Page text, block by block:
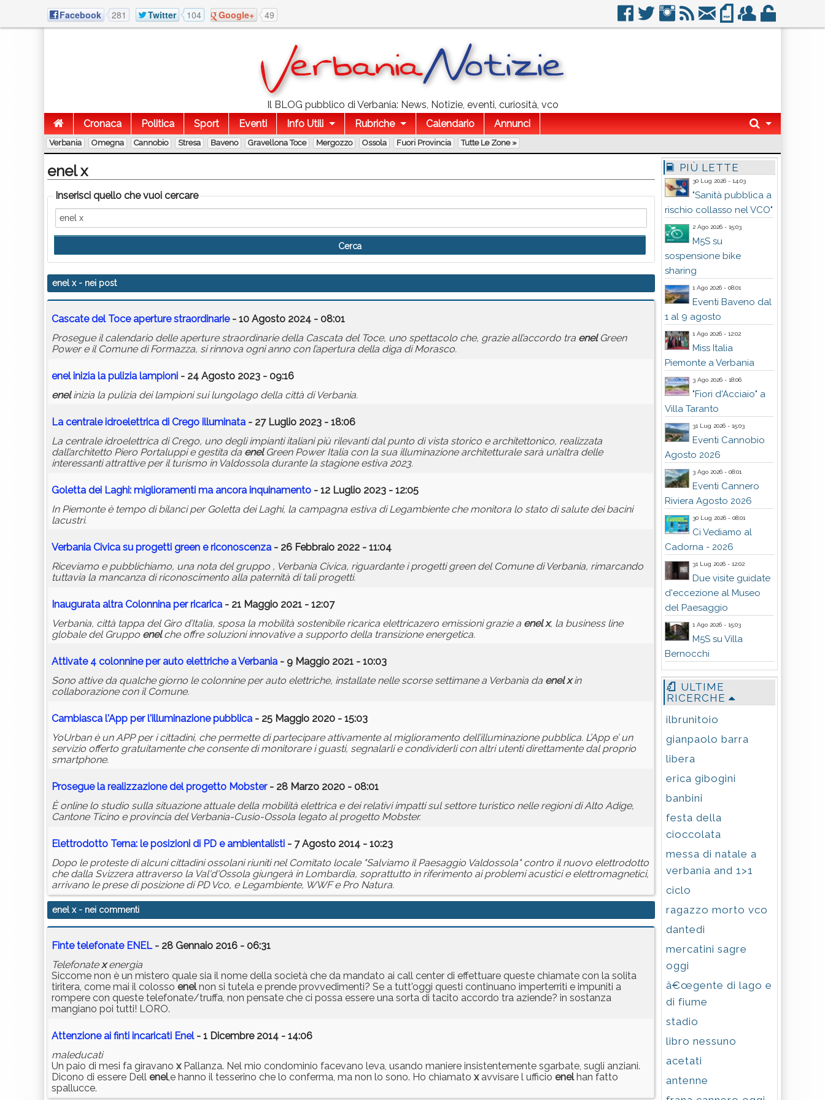
Facebook 281 Twitter 104 Google+ 49
Il BLOG pubblico di Verbania: News, Notizie, eventi, curiosità, vco
Cronaca
Politica Sport Eventi Info Utili Rubriche Calendario Annunci
Verbania Omegna Cannobio Stresa Baveno Gravellona Toce Mergozzo Ossola Fuori Provincia Tutte Le Zone »
enel x
Inserisci quello che vuoi cercare
enel x- nei post
Cascate del Toce aperture straordinarie- 10 Agosto 2024 - 08:01
Prosegue il calendario delle aperture straordinarie della Cascata del Toce, uno spettacolo che, grazie all’accordo tra enelGreen
Power e il Comune di Formazza, si rinnova ogni anno con l’apertura della diga di Morasco.
enelinizia la pulizia lampioni - 24 Agosto 2023 - 09:16
enelinizia la pulizia dei lampioni sui lungolago della città di Verbania.
La centrale idroelettrica di Crego illuminata - 27 Luglio 2023 - 18:06
La centrale idroelettrica di Crego, uno degli impianti italiani più rilevanti dal punto di vista storico e architettonico, realizzata
dall’architetto Piero Portaluppi e gestita da enelGreen Power Italia con la sua illuminazione architetturale sarà un’altra delle
interessanti attrattive per il turismo in Valdossola durante la stagione estiva 2023.
Goletta dei Laghi: miglioramenti ma ancora inquinamento - 12 Luglio 2023 - 12:05
In Piemonte è tempo di bilanci per Goletta dei Laghi, la campagna estiva di Legambiente che monitora lo stato di salute dei bacini
lacustri.
Verbania Civica su progetti green e riconoscenza - 26 Febbraio 2022 - 11:04
Riceviamo e pubblichiamo, una nota del gruppo , Verbania Civica, riguardante i progetti green del Comune di Verbania, rimarcando
tuttavia la mancanza di riconoscimento alla paternità di tali progetti.
Inaugurata altra Colonnina per ricarica - 21 Maggio 2021 - 12:07
Verbania, città tappa del Giro d’Italia, sposa la mobilità sostenibile ricarica elettricazero emissioni grazie a enel x, la business line
globale del Gruppo enelche offre soluzioni innovative a supporto della transizione energetica.
Attivate 4 colonnine per auto elettriche a Verbania - 9 Maggio 2021 - 10:03
Sono attive da qualche giorno le colonnine per auto elettriche, installate nelle scorse settimane a Verbania da enel xin
collaborazione con il Comune.
Cambiasca l'App per l'illuminazione pubblica - 25 Maggio 2020 - 15:03
YoUrban è un APP per i cittadini, che permette di partecipare attivamente al miglioramento dell’illuminazione pubblica. L’App e’ un
servizio offerto gratuitamente che consente di monitorare i guasti, segnalarli e condividerli con altri utenti direttamente dal proprio
smartphone.
Prosegue la realizzazione del progetto Mobster- 28 Marzo 2020 - 08:01
È online lo studio sulla situazione attuale della mobilità elettrica e dei relativi impatti sul settore turistico nelle regioni di Alto Adige,
Cantone Ticino e provincia del Verbania-Cusio-Ossola legato al progetto Mobster.
Elettrodotto Terna: le posizioni di PD e ambientalisti - 7 Agosto 2014 - 10:23
Dopo le proteste di alcuni cittadini ossolani riuniti nel Comitato locale "Salviamo il Paesaggio Valdossola" contro il nuovo elettrodotto
che dalla Svizzera attraverso la Val'd'Ossola giungerà in Lombardia, soprattutto in riferimento ai problemi acustici e elettromagnetici,
arrivano le prese di posizione di PD Vco, e Legambiente, WWF e Pro Natura.
enel x- nei commenti
Finte telefonate ENEL- 28 Gennaio 2016 - 06:31
Telefonatexenergia
Siccome non è un mistero quale sia il nome della società che da mandato ai call center di effettuare queste chiamate con la solita
tiritera, come mai il colosso enelnon si tutela e prende provvedimenti? Se a tutt'oggi questi continuano imperterriti e impuniti a
rompere con queste telefonate/truffa, non pensate che ci possa essere una sorta di tacito accordo tra aziende? in sostanza
mangiano poi tutti! LORO.
Attenzione ai finti incaricati Enel- 1 Dicembre 2014 - 14:06
maleducati
Un paio di mesi fa giravano xPallanza. Nel mio condominio facevano leva, usando maniere insistentemente sgarbate, sugli anziani.
Dicono di essere Dell enel,e hanno il tesserino che lo conferma, ma non lo sono. Ho chiamato xavvisare l ufficio enelhan fatto
spallucce.
PIÙ LETTE
30 Lug 2026 - 14:03
"Sanità pubblica a
rischio collasso nel VCO"
2 Ago 2026 - 15:03
M5S su
sospensione bike
sharing
1 Ago 2026 - 08:01
Eventi Baveno dal
1 al 9 agosto
1 Ago 2026 - 12:02
Miss Italia
Piemonte a Verbania
3 Ago 2026 - 18:06
"Fiori d'Acciaio" a
Villa Taranto
31 Lug 2026 - 15:03
Eventi Cannobio
Agosto 2026
3 Ago 2026 - 08:01
Eventi Cannero
Riviera Agosto 2026
30 Lug 2026 - 08:01
Ci Vediamo al
Cadorna - 2026
31 Lug 2026 - 12:02
Due visite guidate
d'eccezione al Museo
del Paesaggio
1 Ago 2026 - 15:03
M5S su Villa
Bernocchi
ULTIME
RICERCHE
ilbrunitoio
gianpaolo barra
libera
erica gibogini
banbini
festa della
cioccolata
messa di natale a
verbania and 1>1
ciclo
ragazzo morto vco
dantedi
mercatini sagre
oggi
â€œgente di lago e
di fiume
stadio
libro nessuno
acetati
antenne